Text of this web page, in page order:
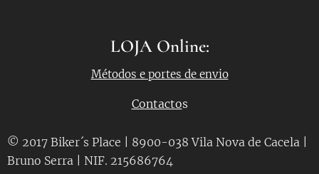
LOJA Online:
Métodos e portes de envio
Contactos
© 2017 Biker´s Place | 8900-038 Vila Nova de Cacela |
Bruno Serra | NIF. 215686764